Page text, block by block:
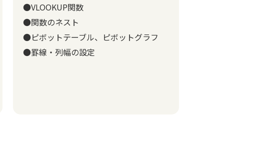
●VLOOKUP関数
●関数のネスト
●ピボットテーブル、ピボットグラフ
●罫線・列幅の設定